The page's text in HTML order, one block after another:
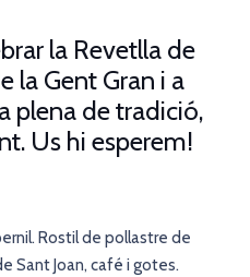
la Revetlla de
la Gent Gran i a
plena de tradició,
Us hi esperem!
Rostil de pollastre de
Sant Joan, café i gotes.